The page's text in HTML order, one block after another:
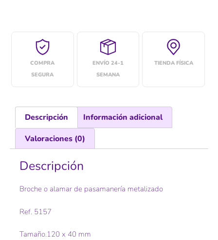
COMPRA
SEGURA
ENVÍO 24-1
SEMANA
TIENDA FÍSICA
Descripción
Información adicional
Valoraciones (0)
Descripción
Broche o alamar de pasamanería metalizado
Ref. 5157
Tamaño.120 x 40 mm